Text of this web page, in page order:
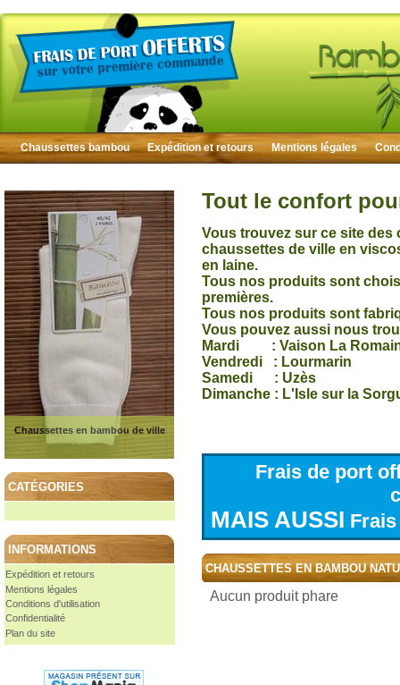
Chaussettes bambou Expédition et retours Mentions légales
Chaussettes en bambou de ville
CATÉGORIES
INFORMATIONS
Expédition et retours
Mentions légales
Conditions d'utilisation
Confidentialité
Plan du site
Tout le confort
Vous trouvez sur ce site
chaussettes de ville en
en laine.
Tous nos produits sont
premières.
Tous nos produits sont
Vous pouvez aussi nous
Mardi : Vaison La
Vendredi : Lourmarin
Samedi : Uzès
Dimanche : L'Isle sur la
Frais de port
MAIS AUSSI
CHAUSSETTES EN BAMBOU
Aucun produit phare